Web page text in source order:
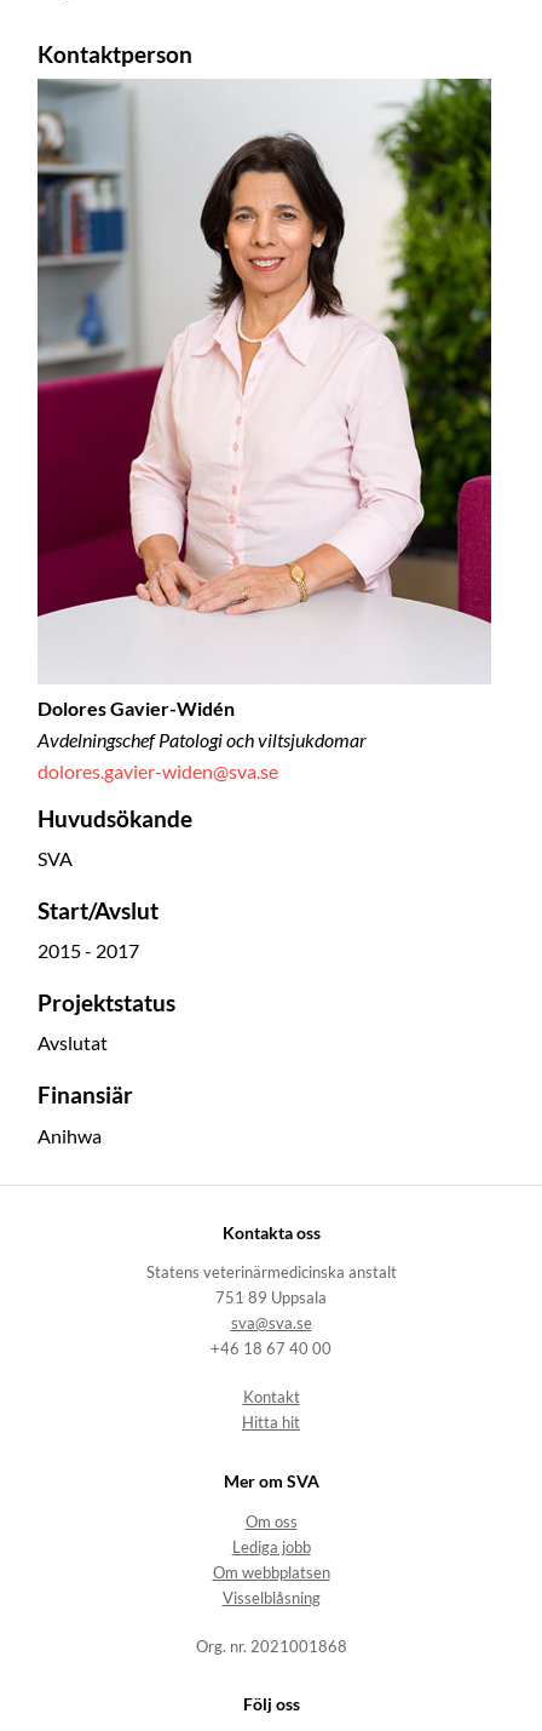
Kontaktperson
Dolores Gavier-Widén
Avdelningschef Patologi och viltsjukdomar
dolores.gavier-widen@sva.se
Huvudsökande
SVA
Start/Avslut
2015 - 2017
Projektstatus
Avslutat
Finansiär
Anihwa
Kontakta oss
Statens veterinärmedicinska anstalt
751 89 Uppsala
sva@sva.se
+46 18 67 40 00
Kontakt
Hitta hit
Mer om SVA
Om oss
Lediga jobb
Om webbplatsen
Visselblåsning
Org. nr. 2021001868
Följ oss